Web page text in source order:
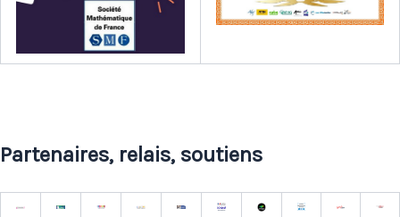
Partenaires, relais, soutiens